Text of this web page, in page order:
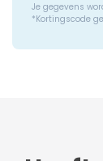
Je gegevens
*Kortingscode